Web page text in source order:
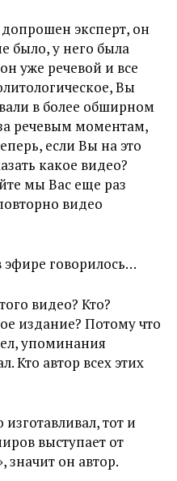
эксперт, он
было, у него была
уже речевой и все
Вы
в более обширном
речевым моментам,
если Вы на это
какое видео?
мы Вас еще раз
видео
говорилось…
видео? Кто?
издание? Потому что
упоминания
Кто автор всех этих
изготавливал, тот и
выступает от
он автор.